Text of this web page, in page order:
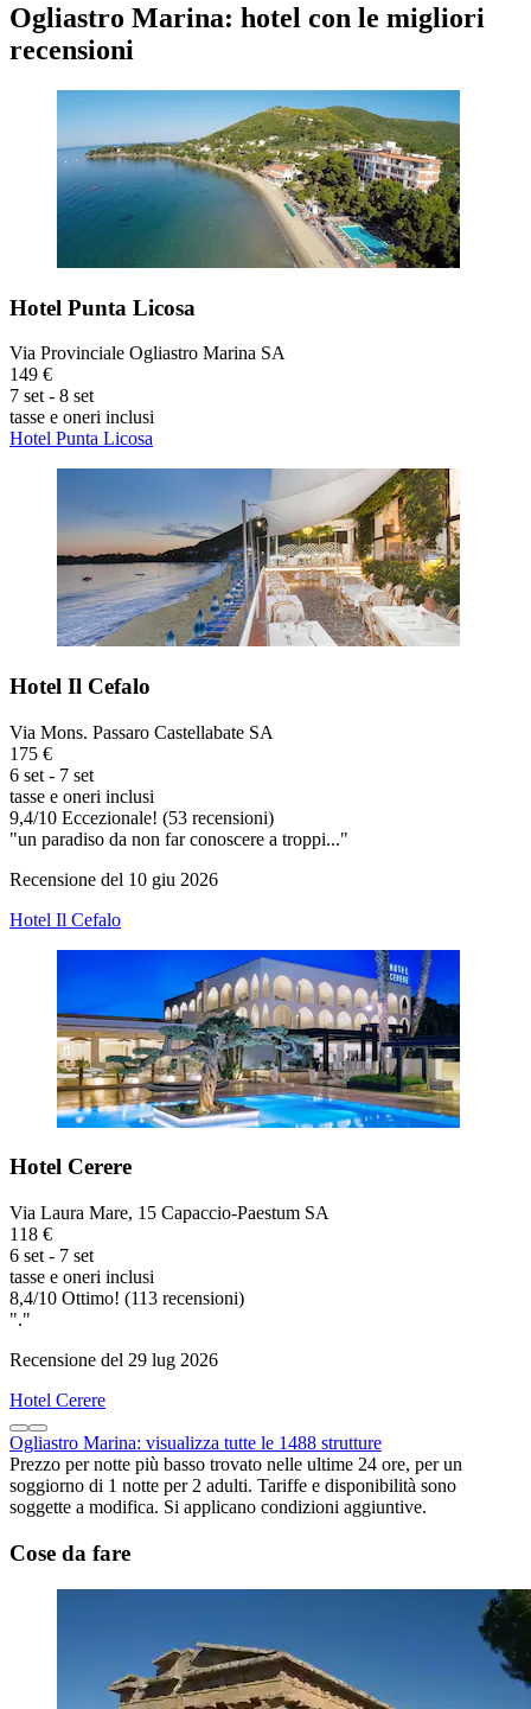
Ogliastro Marina: hotel con le migliori
recensioni
Hotel Punta Licosa
Via Provinciale Ogliastro Marina SA
149 €
7 set - 8 set
tasse e oneri inclusi
Hotel Punta Licosa
Hotel Il Cefalo
Via Mons. Passaro Castellabate SA
175 €
6 set - 7 set
tasse e oneri inclusi
9,4/10 Eccezionale! (53 recensioni)
"un paradiso da non far conoscere a troppi..."
Recensione del 10 giu 2026
Hotel Il Cefalo
Hotel Cerere
Via Laura Mare, 15 Capaccio-Paestum SA
118 €
6 set - 7 set
tasse e oneri inclusi
8,4/10 Ottimo! (113 recensioni)
"."
Recensione del 29 lug 2026
Hotel Cerere
Ogliastro Marina: visualizza tutte le 1488 strutture
Prezzo per notte più basso trovato nelle ultime 24 ore, per un
soggiorno di 1 notte per 2 adulti. Tariffe e disponibilità sono
soggette a modifica. Si applicano condizioni aggiuntive.
Cose da fare